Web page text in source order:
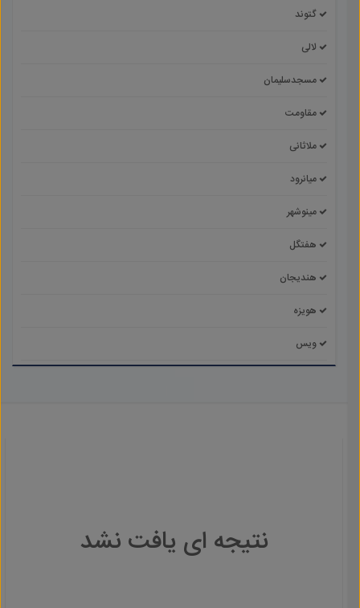
گتوند
لالی
مسجدسلیمان
مقاومت
ملاثانی
میانرود
مینوشهر
هفتگل
هندیجان
هویزه
ویس
نتیجه ای یافت نشد